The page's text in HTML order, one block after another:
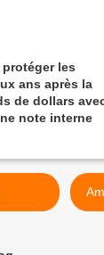
les
ans après la
de dollars
note interne